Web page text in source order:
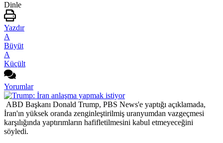
Dinle
Yazdır
A
Büyüt
A
Küçült
Yorumlar
ABD Başkanı Donald Trump, PBS News'e yaptığı açıklamada,
İran'ın yüksek oranda zenginleştirilmiş uranyumdan vazgeçmesi
karşılığında yaptırımların hafifletilmesini kabul etmeyeceğini
söyledi.